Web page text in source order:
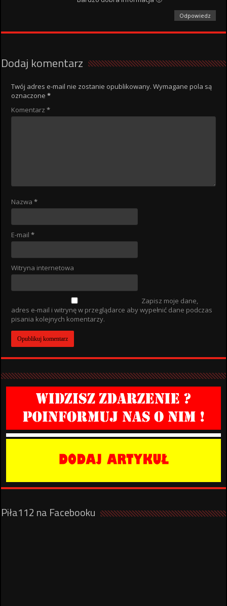
Odpowiedz
Dodaj komentarz
Twój adres e-mail nie zostanie opublikowany. Wymagane pola są
oznaczone*
Komentarz*
Nazwa*
E-mail*
Witryna internetowa
Zapisz moje dane,
adres e-mail i witrynę w przeglądarce aby wypełnić dane podczas
pisania kolejnych komentarzy.
Piła112 na Facebooku